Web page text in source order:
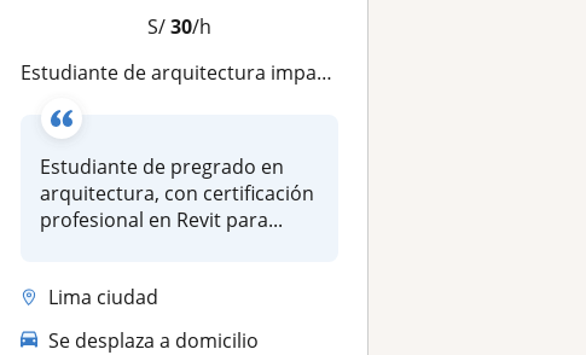
S/30/h
Estudiante de arquitectura imparte clases de Revit a otros estudiantes
Estudiante de pregrado en
arquitectura, con certificación
profesional en Revit para...
Lima ciudad
Se desplaza a domicilio